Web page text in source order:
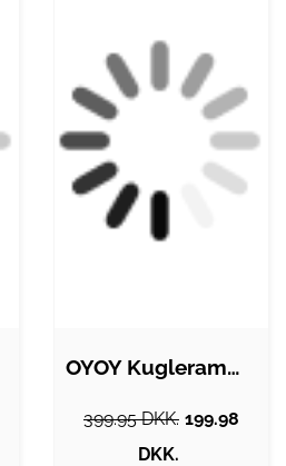
OYOY Kugleramme - Rainbow - Natur
399.95 DKK. 199.98
DKK.